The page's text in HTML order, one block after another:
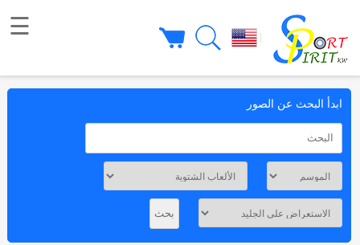
|
☰
ابدأ البحث عن الصور